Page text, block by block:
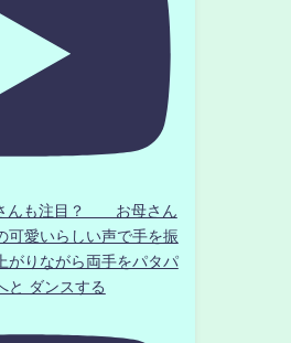
んも注目？ お母さん
愛いらしい声で手を振
りながら両手をパタパ
ダンスする